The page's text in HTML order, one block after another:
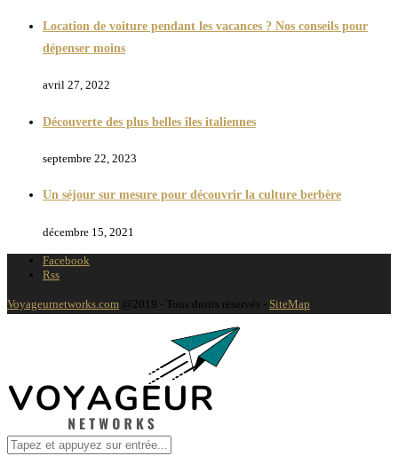
Location de voiture pendant les vacances ? Nos conseils pour
dépenser moins
avril 27, 2022
Découverte des plus belles îles italiennes
septembre 22, 2023
Un séjour sur mesure pour découvrir la culture berbère
décembre 15, 2021
Facebook
Rss
Voyageurnetworks.com @2019 - Tous droits réservés - SiteMap